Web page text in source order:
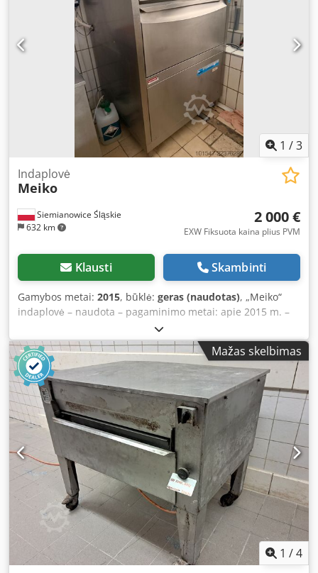
purkštukų) Galimos papildomos mokamos paslaugos:
įrenginio transportas. Nurodyta kaina yra grynoji kaina.
KALBAME ANGLŲ, VOKIEČIŲ, PRANCŪZŲ, RUSŲ,
UKRAINIEČIŲ KALBOMIS.
1 /3
Siemianowice Śląskie
632 km
Indaplovė
Meiko
2 000 €
EXW Fiksuota kaina plius PVM
Klausti Skambinti
Gamybos metai: 2015, būklė: geras (naudotas), „Meiko“
indaplovė – naudota – pagaminimo metai: apie 2015 m. –
valdoma elektroniniu būdu – maitinimas 400 V – galia apie
10 kW – pramoninė mašina – atsiėmimas iš sandėlio /
siuntimo galimybė Dsdpfx Acezm N Nfoljkr – kaina 2000 €
EXW
Mažas skelbimas
1 /4